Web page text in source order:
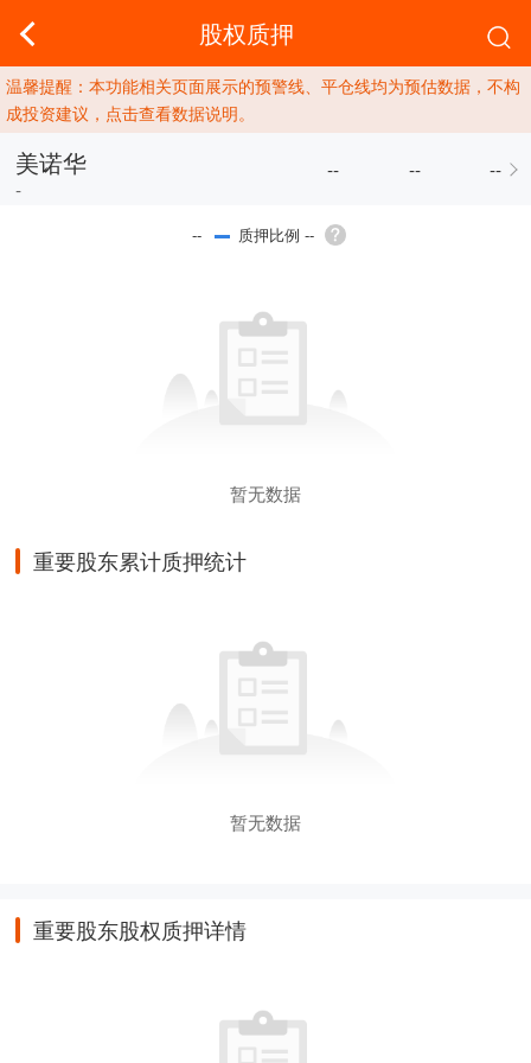
股权质押
温馨提醒：本功能相关页面展示的预警线、平仓线均为预估数据，不构
成投资建议，点击查看数据说明。
美诺华
-
-- -- --
-- 质押比例 --
暂无数据
重要股东累计质押统计
暂无数据
重要股东股权质押详情